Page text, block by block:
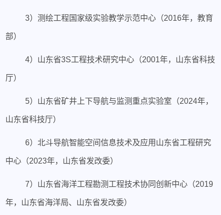
3）测绘工程国家级实验教学示范中心（2016年，教育
部）
4）山东省3S工程技术研究中心（2001年，山东省科技
厅）
5）山东省矿井上下导航与监测重点实验室（2024年，
山东省科技厅）
6）北斗导航智能空间信息技术及应用山东省工程研究
中心（2023年，山东省发改委）
7）山东省海洋工程勘测工程技术协同创新中心（2019
年，山东省海洋局、山东省发改委）